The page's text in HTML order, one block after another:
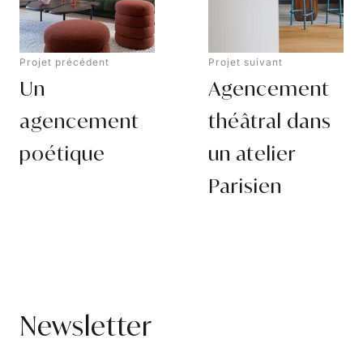
Projet précédent
Un
agencement
poétique
Projet suivant
Agencement
théâtral dans
un atelier
Parisien
Newsletter